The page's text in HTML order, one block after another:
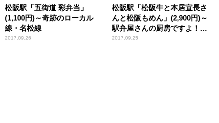
松阪駅「五街道 彩弁当」
(1,100円)～奇跡のローカル
線・名松線
2017.09.26
松阪駅「松阪牛と本居宣長さ
んと松阪もめん」(2,900円)～
駅弁屋さんの厨房ですよ！
(vol.7あら竹編⑥)
2017.09.25